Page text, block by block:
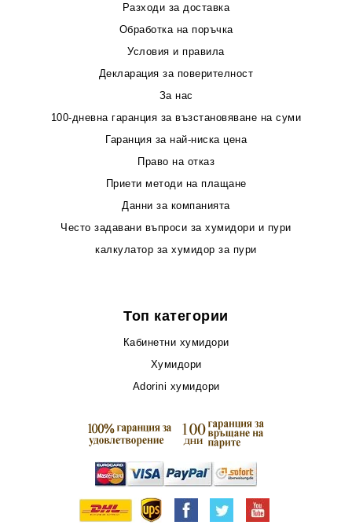
Разходи за доставка
Обработка на поръчка
Условия и правила
Декларация за поверителност
За нас
100-дневна гаранция за възстановяване на суми
Гаранция за най-ниска цена
Право на отказ
Приети методи на плащане
Данни за компанията
Често задавани въпроси за хумидори и пури
калкулатор за хумидор за пури
Топ категории
Кабинетни хумидори
Хумидори
Adorini хумидори